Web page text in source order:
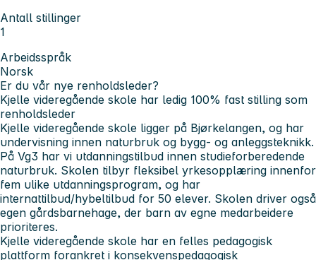
Antall stillinger
1
Arbeidsspråk
Norsk
Er du vår nye renholdsleder?
Kjelle videregående skole har ledig 100% fast stilling som
renholdsleder
Kjelle videregående skole ligger på Bjørkelangen, og har
undervisning innen naturbruk og bygg- og anleggsteknikk.
På Vg3 har vi utdanningstilbud innen studieforberedende
naturbruk. Skolen tilbyr fleksibel yrkesopplæring innenfor
fem ulike utdanningsprogram, og har
internattilbud/hybeltilbud for 50 elever. Skolen driver også
egen gårdsbarnehage, der barn av egne medarbeidere
prioriteres.
Kjelle videregående skole har en felles pedagogisk
plattform forankret i konsekvenspedagogisk